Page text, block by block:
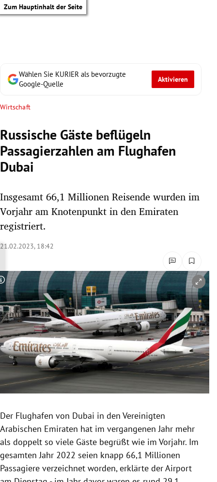
Zum Hauptinhalt der Seite
Untermenü
Untermenü
Untermenü
Untermenü
Untermenü
Untermenü
Untermenü
Untermenü
Untermenü
Untermenü
Wählen Sie KURIER als bevorzugte
Google-Quelle
Aktivieren
Wirtschaft
Russische Gäste beflügeln
Passagierzahlen am Flughafen
Dubai
Insgesamt 66,1 Millionen Reisende wurden im
Vorjahr am Knotenpunkt in den Emiraten
registriert.
21.02.2023, 18:42
Copyright-Hinweis öffnen/schließen
Der Flughafen von Dubai in den Vereinigten
Arabischen Emiraten hat im vergangenen Jahr mehr
als doppelt so viele Gäste begrüßt wie im Vorjahr. Im
gesamten Jahr 2022 seien knapp 66,1 Millionen
Passagiere verzeichnet worden, erklärte der Airport